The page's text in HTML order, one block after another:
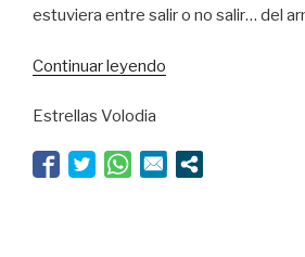
estuviera entre salir o no salir… del
Continuar leyendo
ésa
Estrellas Volodia